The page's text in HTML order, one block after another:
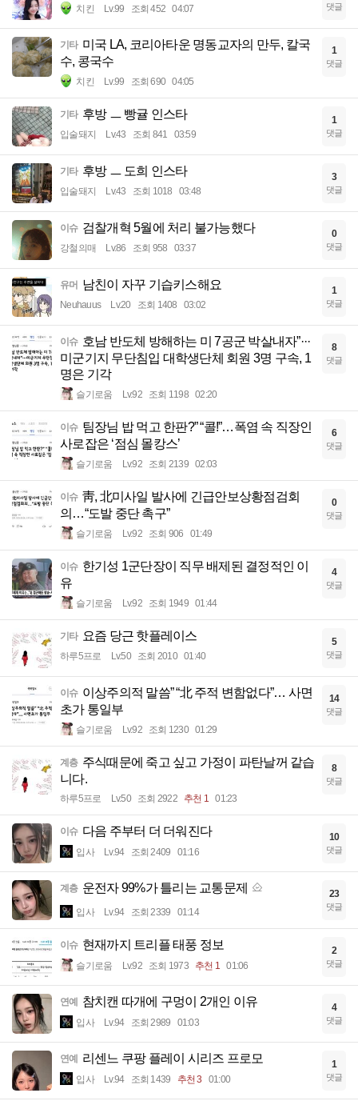
치킨 Lv.99 조회 452 04:07 댓글
기타 미국 LA, 코리아타운 명동교자의 만두, 칼국
수, 콩국수
치킨 Lv.99 조회 690 04:05
1
댓글
기타 후방 ㅡ 빵귤 인스타
입술돼지 Lv.43 조회 841 03:59
1
댓글
기타 후방 ㅡ 도희 인스타
입술돼지 Lv.43 조회 1018 03:48
3
댓글
이슈 검찰개혁 5월에 처리 불가능했다
강철의매 Lv.86 조회 958 03:37
0
댓글
유머 남친이 자꾸 기습키스해요
Neuhauus Lv.20 조회 1408 03:02
1
댓글
이슈 호남 반도체 방해하는 미 7공군 박살내자”···
미군기지 무단침입 대학생단체 회원 3명 구속, 1
명은 기각
슬기로움 Lv.92 조회 1198 02:20
8
댓글
이슈 팀장님 밥 먹고 한판?” “콜!”…폭염 속 직장인
사로잡은 ‘점심 몰캉스’
슬기로움 Lv.92 조회 2139 02:03
6
댓글
이슈 靑, 北미사일 발사에 긴급안보상황점검회
의…“도발 중단 촉구”
슬기로움 Lv.92 조회 906 01:49
0
댓글
이슈 한기성 1군단장이 직무 배제된 결정적인 이
유
슬기로움 Lv.92 조회 1949 01:44
4
댓글
기타 요즘 당근 핫플레이스
하루5프로 Lv.50 조회 2010 01:40
5
댓글
이슈 이상주의적 말씀” “北 주적 변함없다”… 사면
초가 통일부
슬기로움 Lv.92 조회 1230 01:29
14
댓글
계층 주식때문에 죽고 싶고 가정이 파탄날꺼 같습
니다.
하루5프로 Lv.50 조회 2922 추천 1 01:23
8
댓글
이슈 다음 주부터 더 더워진다
입사 Lv.94 조회 2409 01:16
10
댓글
계층 운전자 99%가 틀리는 교통문제
입사 Lv.94 조회 2339 01:14
23
댓글
이슈 현재까지 트리플 태풍 정보
슬기로움 Lv.92 조회 1973 추천 1 01:06
2
댓글
연예 참치캔 따개에 구멍이 2개인 이유
입사 Lv.94 조회 2989 01:03
4
댓글
연예 리센느 쿠팡 플레이 시리즈 프로모
입사 Lv.94 조회 1439 추천 3 01:00
1
댓글